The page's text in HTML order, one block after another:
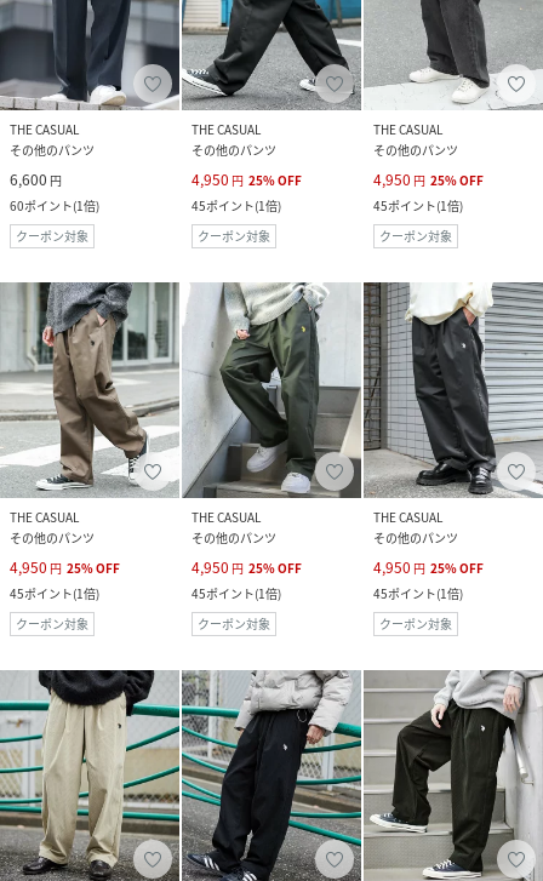
THE CASUAL
その他のパンツ
6,600 円
60ポイント(1倍)
クーポン対象
THE CASUAL
その他のパンツ
4,950 円 25%OFF
45ポイント(1倍)
クーポン対象
THE CASUAL
その他のパンツ
4,950 円 25%OFF
45ポイント(1倍)
クーポン対象
THE CASUAL
その他のパンツ
4,950 円 25%OFF
45ポイント(1倍)
クーポン対象
THE CASUAL
その他のパンツ
4,950 円 25%OFF
45ポイント(1倍)
クーポン対象
THE CASUAL
その他のパンツ
4,950 円 25%OFF
45ポイント(1倍)
クーポン対象